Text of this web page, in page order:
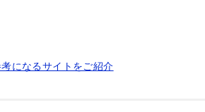
になるサイトをご紹介